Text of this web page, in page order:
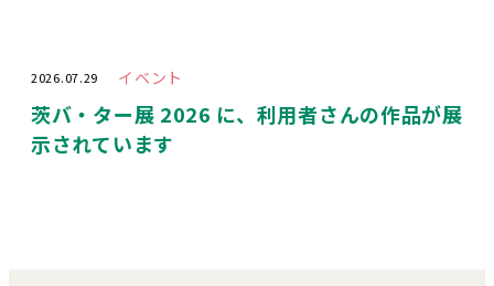
2026.07.29 イベント
茨バ・ター展 2026 に、利用者さんの作品が展
示されています